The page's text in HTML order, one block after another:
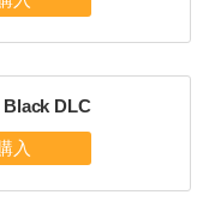
DLC